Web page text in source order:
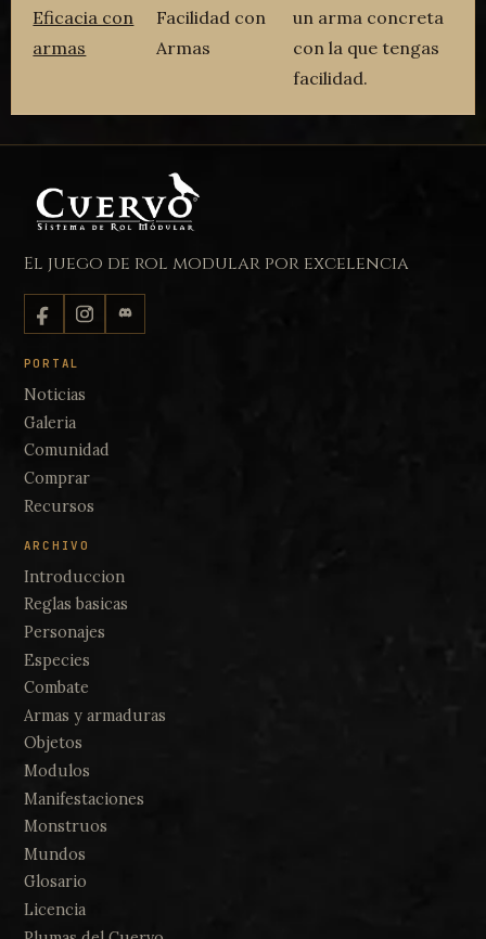
Eficacia con
armas
Facilidad con
Armas
un arma concreta
con la que tengas
facilidad.
El juego de rol modular por excelencia
PORTAL
Noticias
Galeria
Comunidad
Comprar
Recursos
ARCHIVO
Introduccion
Reglas basicas
Personajes
Especies
Combate
Armas y armaduras
Objetos
Modulos
Manifestaciones
Monstruos
Mundos
Glosario
Licencia